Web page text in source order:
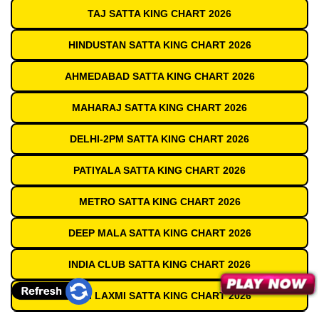
TAJ SATTA KING CHART 2026
HINDUSTAN SATTA KING CHART 2026
AHMEDABAD SATTA KING CHART 2026
MAHARAJ SATTA KING CHART 2026
DELHI-2PM SATTA KING CHART 2026
PATIYALA SATTA KING CHART 2026
METRO SATTA KING CHART 2026
DEEP MALA SATTA KING CHART 2026
INDIA CLUB SATTA KING CHART 2026
SHRI LAXMI SATTA KING CHART 2026